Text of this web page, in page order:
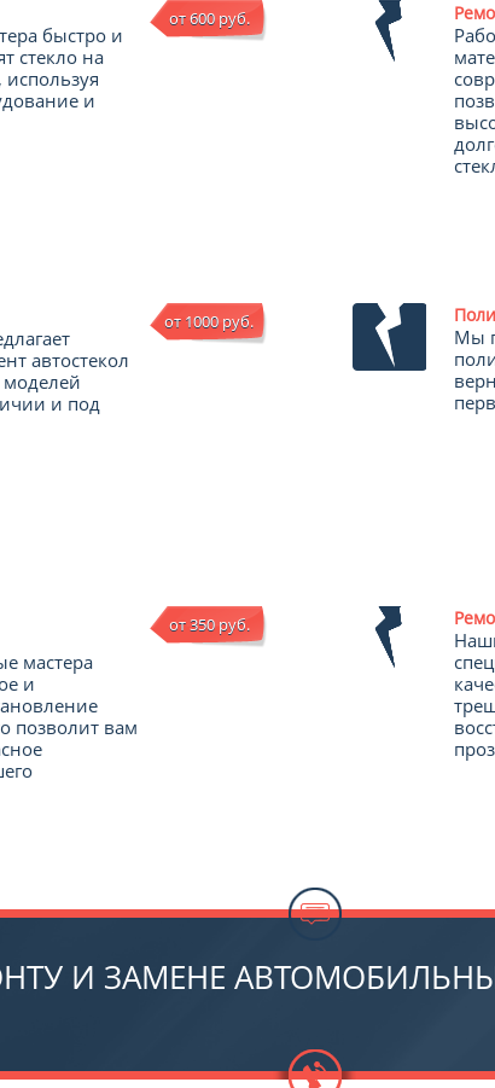
быстро и
стекло на
и
от 600 руб.
автостекол
и под
от 1000 руб.
Мы
мастера
и
позволит вам
от 350 руб.
И ЗАМЕНЕ